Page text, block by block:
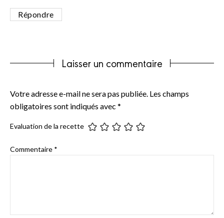
Répondre
Laisser un commentaire
Votre adresse e-mail ne sera pas publiée. Les champs
obligatoires sont indiqués avec *
Evaluation de la recette
Commentaire *